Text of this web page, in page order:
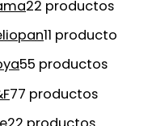
22 productos
11 producto
55 productos
77 productos